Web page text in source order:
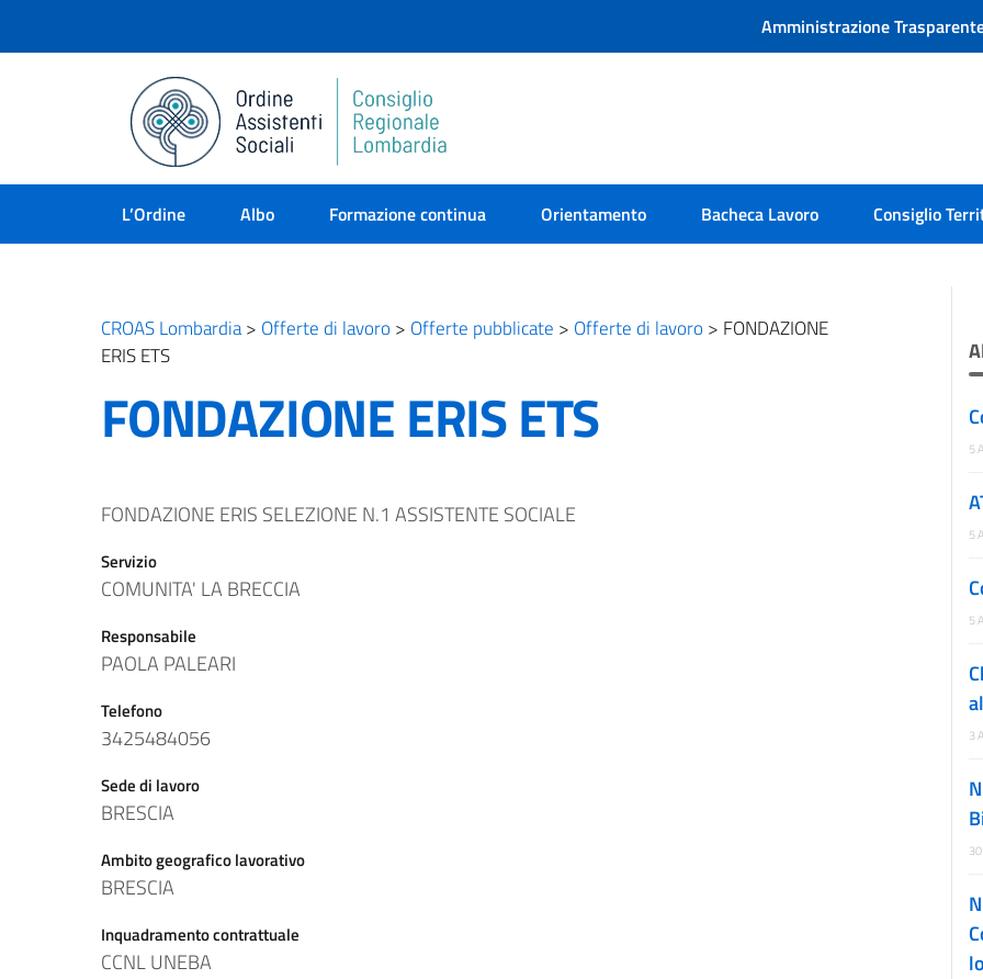
Amministrazione
L’Ordine Albo Formazione continua Orientamento Bacheca Lavoro Consiglio
CROAS Lombardia> Offerte di lavoro > Offerte pubblicate > Offerte di lavoro > FONDAZIONE
ERIS ETS
FONDAZIONE ERIS ETS
FONDAZIONE ERIS SELEZIONE N.1 ASSISTENTE SOCIALE
Servizio
COMUNITA' LA BRECCIA
Responsabile
PAOLA PALEARI
Telefono
3425484056
Sede di lavoro
BRESCIA
Ambito geografico lavorativo
BRESCIA
Inquadramento contrattuale
CCNL UNEBA
5
5
5
3